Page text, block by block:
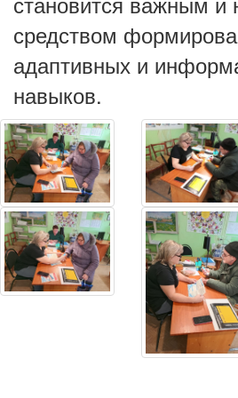
средством
адаптивных и
навыков.